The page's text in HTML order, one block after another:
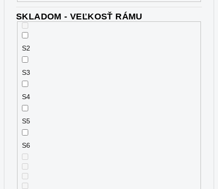
SKLADOM - VEĽKOSŤ RÁMU
S2
S3
S4
S5
S6